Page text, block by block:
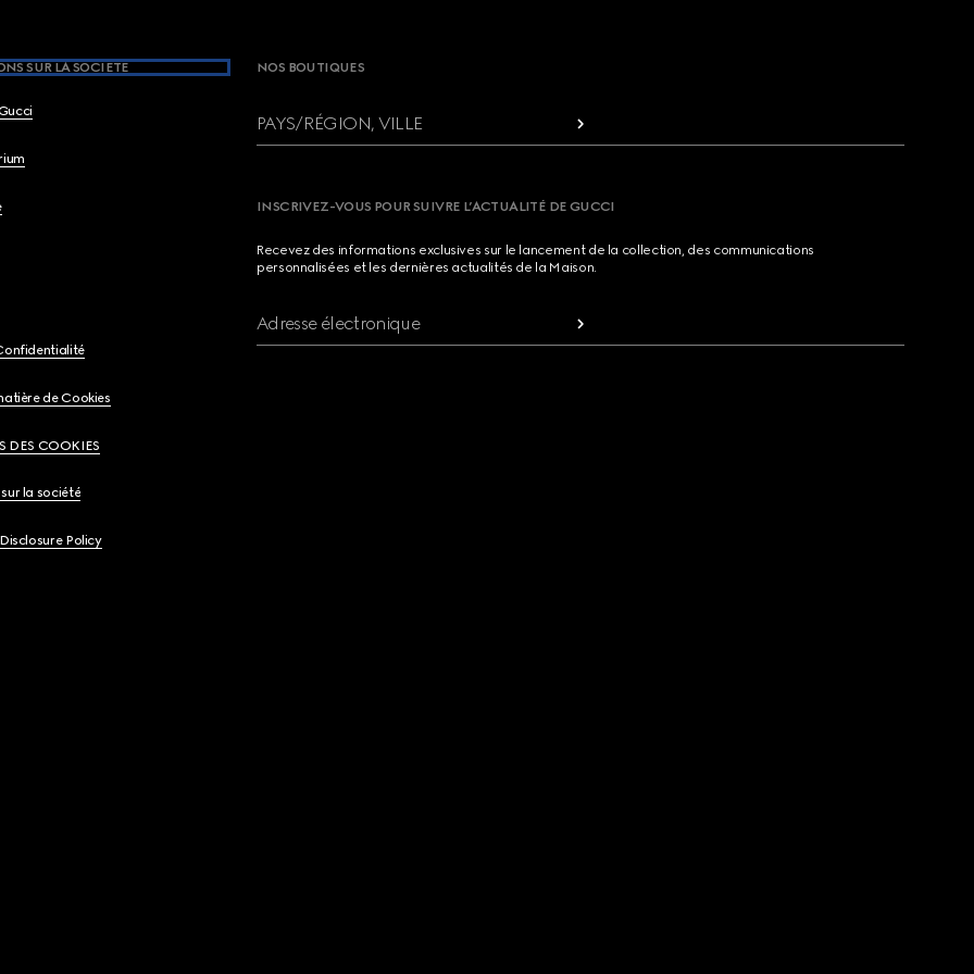
SUR LA SOCIETE
de Cookies
DES COOKIES
la société
Policy
NOS BOUTIQUES
PAYS/RÉGION, VILLE
INSCRIVEZ-VOUS POUR SUIVRE L’ACTUALITÉ DE GUCCI
Recevez des informations exclusives sur le lancement de la collection, des communications
personnalisées et les dernières actualités de la Maison.
Adresse électronique